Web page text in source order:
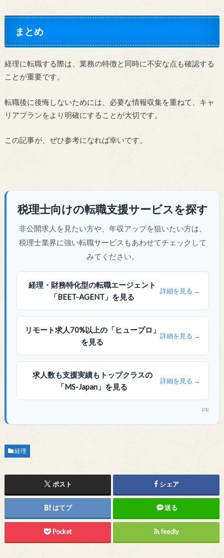
まとめ
経理に転職する際は、業務の特徴と同時に不安な点も確認する
ことが重要です。
転職後に後悔しないためには、必要な情報収集を重ねて、キャ
リアプランをより明確にすることが大切です。
この記事が、ぜひ参考になれば幸いです。
税理士向けの転職支援サービスを探す
非公開求人を見たい方や、年収アップを狙いたい方は、
税理士業界に強い転職サービスもあわせてチェックして
みてください。
経理・財務特化型の転職エージェント
「BEET-AGENT」を見る
詳細を見る →
リモート求人70%以上の「ヒュープロ」
を見る
詳細を見る →
求人数も支援実績もトップクラスの
「MS-Japan」を見る
詳細を見る →
PR
経理
ポスト シェア
はてブ 送る
Pocket feedly